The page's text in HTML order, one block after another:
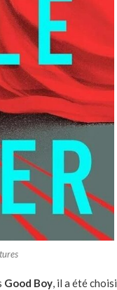
Good Boy, il a été choisi